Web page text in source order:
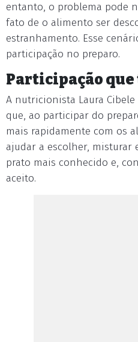
entanto, o problema pode
fato de o alimento ser
estranhamento. Esse
participação no preparo.
Participação
A nutricionista Laura Cibele
que, ao participar do
mais rapidamente com os
ajudar a escolher, misturar
prato mais conhecido e,
aceito.